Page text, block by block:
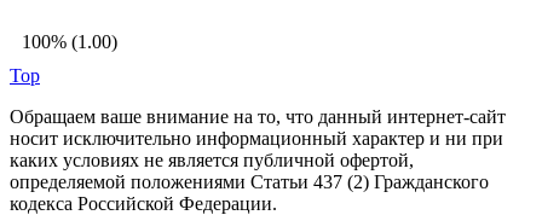
100% (1.00)
Top
Обращаем ваше внимание на то, что данный интернет-сайт
носит исключительно информационный характер и ни при
каких условиях не является публичной офертой,
определяемой положениями Статьи 437 (2) Гражданского
кодекса Российской Федерации.